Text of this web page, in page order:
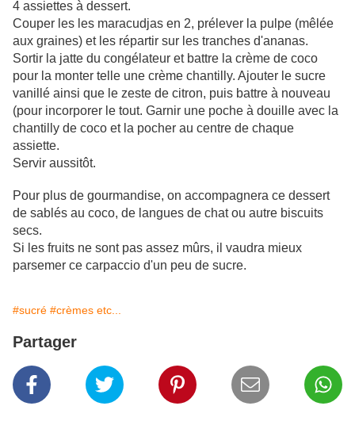
4 assiettes à dessert.
Couper les les maracudjas en 2, prélever la pulpe (mêlée
aux graines) et les répartir sur les tranches d'ananas.
Sortir la jatte du congélateur et battre la crème de coco
pour la monter telle une crème chantilly. Ajouter le sucre
vanillé ainsi que le zeste de citron, puis battre à nouveau
(pour incorporer le tout. Garnir une poche à douille avec la
chantilly de coco et la pocher au centre de chaque
assiette.
Servir aussitôt.
Pour plus de gourmandise, on accompagnera ce dessert
de sablés au coco, de langues de chat ou autre biscuits
secs.
Si les fruits ne sont pas assez mûrs, il vaudra mieux
parsemer ce carpaccio d'un peu de sucre.
#sucré #crèmes etc...
Partager